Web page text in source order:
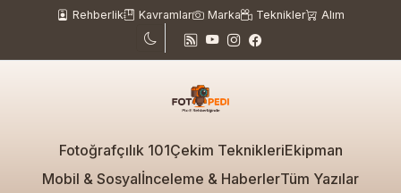
Rehberlik Kavramlar Marka Teknikler Alım
Fotoğrafçılık 101Çekim TeknikleriEkipman
Mobil & Sosyalİnceleme & HaberlerTüm Yazılar